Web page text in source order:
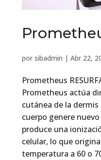
por sibadmin | Abr 22,
Prometheus
Prometheus actúa
cutánea de la
cuerpo genere
produce una
celular, lo que
temperatura a 60 o